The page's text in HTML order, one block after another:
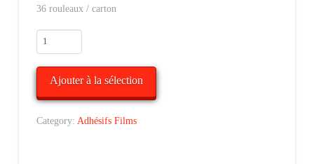
36 rouleaux / carton
Ajouter à la sélection Alternative:
Category: Adhésifs Films